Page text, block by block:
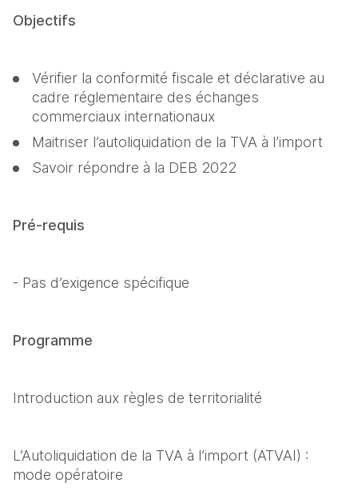
Objectifs
Vérifier la conformité fiscale et déclarative au
cadre réglementaire des échanges
commerciaux internationaux
Maitriser l’autoliquidation de la TVA à l’import
Savoir répondre à la DEB 2022
Pré-requis
- Pas d’exigence spécifique
Programme
Introduction aux règles de territorialité
L’Autoliquidation de la TVA à l’import (ATVAI) :
mode opératoire